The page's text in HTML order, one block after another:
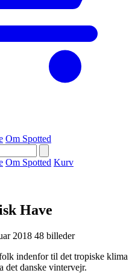
Om Spotted
Om Spotted Kurv
Have
2018 48 billeder
indenfor til det tropiske klima
danske vintervejr.